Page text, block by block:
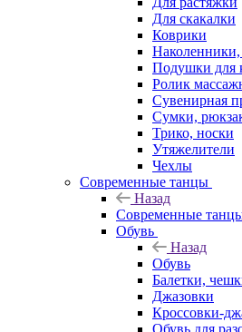
Для скакалки
Коврики
Подушки для
Ролик
Сувенирная
Сумки,
Трико, носки
Утяжелители
Чехлы
Современные танцы
Назад
Современные
Обувь
Назад
Обувь
Балетки,
Джазовки
Кроссовки-
Обувь для